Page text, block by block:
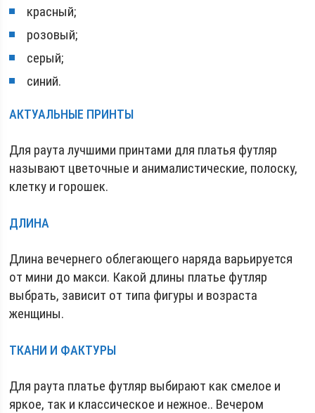
красный;
розовый;
серый;
синий.
АКТУАЛЬНЫЕ ПРИНТЫ
Для раута лучшими принтами для платья футляр
называют цветочные и анималистические, полоску,
клетку и горошек.
ДЛИНА
Длина вечернего облегающего наряда варьируется
от мини до макси. Какой длины платье футляр
выбрать, зависит от типа фигуры и возраста
женщины.
ТКАНИ И ФАКТУРЫ
Для раута платье футляр выбирают как смелое и
яркое, так и классическое и нежное.. Вечером